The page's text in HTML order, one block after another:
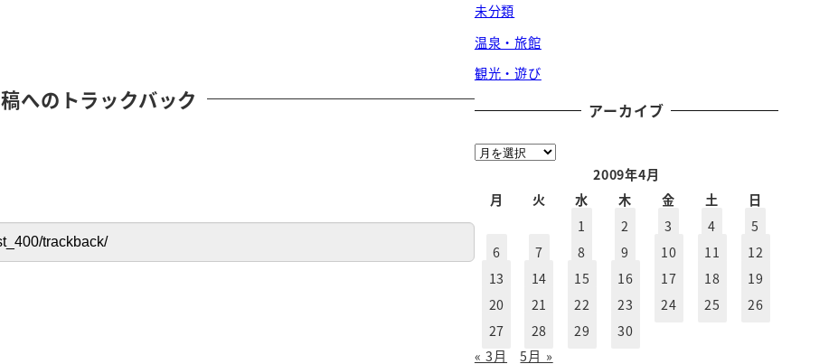
へのトラックバック
未分類
温泉・旅館
観光・遊び
アーカイブ
ア
2009年4月
月
火 水 木 金 土
日
1
2 3 4
5
6
7 8 9 10 11
12
13
14 15 16 17 18
19
20
21 22 23 24 25
26
27
28 29
30
« 3月
5月 »